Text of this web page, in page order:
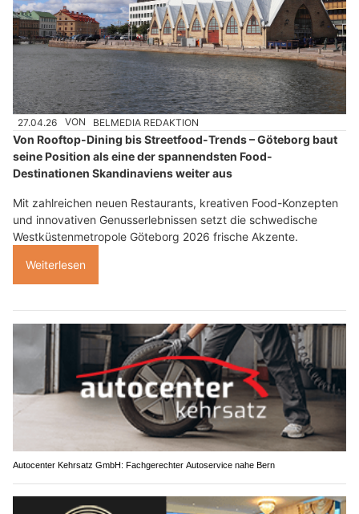
27.04.26 VON BELMEDIA REDAKTION
Von Rooftop-Dining bis Streetfood-Trends – Göteborg baut
seine Position als eine der spannendsten Food-
Destinationen Skandinaviens weiter aus
Mit zahlreichen neuen Restaurants, kreativen Food-Konzepten
und innovativen Genusserlebnissen setzt die schwedische
Westküstenmetropole Göteborg 2026 frische Akzente.
Weiterlesen
Autocenter Kehrsatz GmbH: Fachgerechter Autoservice nahe Bern